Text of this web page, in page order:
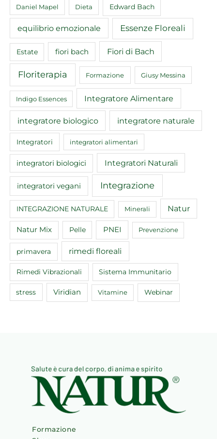
Daniel Mapel Dieta Edward Bach
equilibrio emozionale Essenze Floreali
Estate fiori bach Fiori di Bach
Floriterapia Formazione Giusy Messina
Indigo Essences Integratore Alimentare
integratore biologico integratore naturale
Integratori integratori alimentari
integratori biologici Integratori Naturali
integratori vegani Integrazione
INTEGRAZIONE NATURALE Minerali Natur
Natur Mix Pelle PNEI Prevenzione
primavera rimedi floreali
Rimedi Vibrazionali Sistema Immunitario
stress Viridian Vitamine Webinar
Formazione